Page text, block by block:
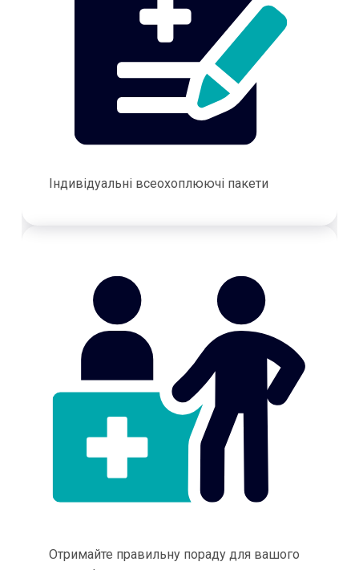
Індивідуальні всеохоплюючі пакети
Отримайте правильну пораду для вашого